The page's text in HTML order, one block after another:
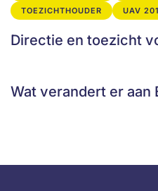
TOEZICHTHOUDER
UAV
Directie en toezicht
Wat verandert er aan